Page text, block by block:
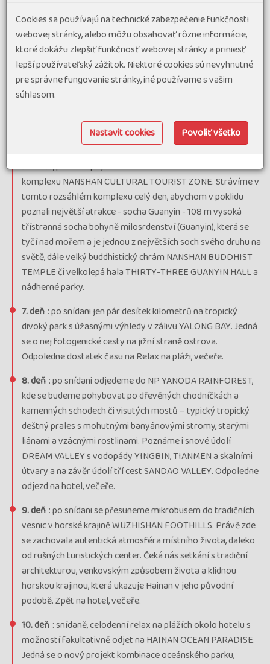
individuálním aktivitám. Nabízí se relaxace a koupání u moře,
využití hotelových služeb nebo příjemné procházky v jižní
části ostrova Hainan, kde se nachází naše ubytování. Ideální
den k načerpání energie a vychutnání tropické atmosféry
ostrova. Pozdě odpoledne nás čeká úžasná plavba lodí v
Sanya Bay s bufetem přímo na lodi i včetně občerstvení, kde
PHOENIX ISLAND.
filozofii, protože pojedeme do buddhistického chrámového
komplexu NANSHAN CULTURAL TOURIST ZONE. Strávíme v
tomto rozsáhlém komplexu celý den, abychom v poklidu
poznali největší atrakce - socha Guanyin - 108 m vysoká
třístranná socha bohyně milosrdenství (Guanyin), která se
tyčí nad mořem a je jednou z největších soch svého druhu na
světě, dále velký buddhistický chrám NANSHAN BUDDHIST
TEMPLE či velkolepá hala THIRTY-THREE GUANYIN HALL a
nádherné parky.
7. deň : po snídani jen pár desítek kilometrů na tropický
divoký park s úžasnými výhledy v zálivu YALONG BAY. Jedná
se o nej fotogenické cesty na jižní straně ostrova.
Odpoledne dostatek času na Relax na pláži, večeře.
8. deň : po snídani odjedeme do NP YANODA RAINFOREST,
kde se budeme pohybovat po dřevěných chodníčkách a
kamenných schodech či visutých mostů – typický tropický
deštný prales s mohutnými banyánovými stromy, starými
liánami a vzácnými rostlinami. Poznáme i snové údolí
DREAM VALLEY s vodopády YINGBIN, TIANMEN a skalními
útvary a na závěr údolí tří cest SANDAO VALLEY. Odpoledne
odjezd na hotel, večeře.
9. deň : po snídani se přesuneme mikrobusem do tradičních
vesnic v horské krajině WUZHISHAN FOOTHILLS. Právě zde
se zachovala autentická atmosféra místního života, daleko
od rušných turistických center. Čeká nás setkání s tradiční
architekturou, venkovským způsobem života a klidnou
horskou krajinou, která ukazuje Hainan v jeho původní
podobě. Zpět na hotel, večeře.
10. deň : snídaně, celodenní relax na plážích okolo hotelu s
možností fakultativně odjet na HAINAN OCEAN PARADISE.
Jedná se o nový projekt kombinace oceánského parku,
Cookies sa používajú na technické zabezpečenie funkčnosti
webovej stránky, alebo môžu obsahovať rôzne informácie,
ktoré dokážu zlepšiť funkčnosť webovej stránky a priniesť
lepší používateľský zážitok. Niektoré cookies sú nevyhnutné
pre správne fungovanie stránky, iné používame s vašim
súhlasom.
Nastavit cookies Povoliť všetko